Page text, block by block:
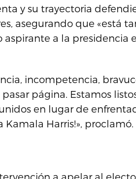
y su trayectoria
asegurando que «está
a la presidencia
incompetencia,
página. Estamos
en lugar de
Kamala Harris!», proclamó.
a apelar al